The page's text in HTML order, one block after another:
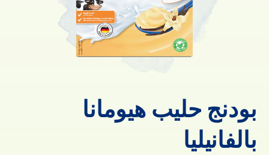
بودنج حليب هيومانا
بالفانيليا